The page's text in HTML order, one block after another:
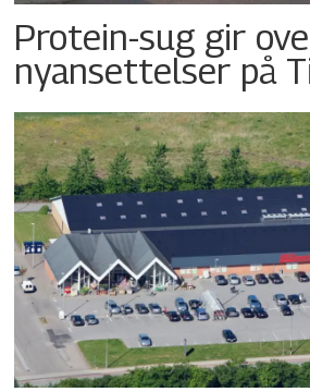
Protein-sug gir
nyansettelser på